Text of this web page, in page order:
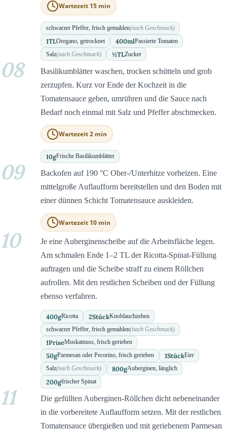
Wartezeit 15 min
schwarzer Pfeffer, frisch gemahlen(nach Geschmack)
1TLOregano, getrocknet 400mlPassierte Tomaten
Salz(nach Geschmack) ½TLZucker
08
Basilikumblätter waschen, trocken schütteln und grob
zerzupfen. Kurz vor Ende der Kochzeit in die
Tomatensauce geben, umrühren und die Sauce nach
Bedarf noch einmal mit Salz und Pfeffer abschmecken.
Wartezeit 2 min
10gFrische Basilikumblätter
09
Backofen auf 190 °C Ober-/Unterhitze vorheizen. Eine
mittelgroße Auflaufform bereitstellen und den Boden mit
einer dünnen Schicht Tomatensauce auskleiden.
Wartezeit 10 min
10
Je eine Auberginenscheibe auf die Arbeitsfläche legen.
Am schmalen Ende 1–2 TL der Ricotta-Spinat-Füllung
auftragen und die Scheibe straff zu einem Röllchen
aufrollen. Mit den restlichen Scheiben und der Füllung
ebenso verfahren.
400gRicotta 2StückKnoblauchzehen
schwarzer Pfeffer, frisch gemahlen(nach Geschmack)
1PriseMuskatnuss, frisch gerieben
50gParmesan oder Pecorino, frisch gerieben 1StückEier
Salz(nach Geschmack) 800gAuberginen, länglich
200gfrischer Spinat
11
Die gefüllten Auberginen-Röllchen dicht nebeneinander
in die vorbereitete Auflaufform setzen. Mit der restlichen
Tomatensauce übergießen und mit geriebenem Parmesan